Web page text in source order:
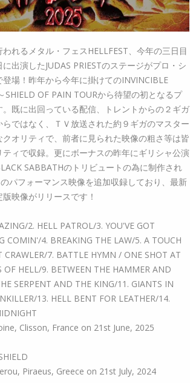
れるメタル・フェスHELLFEST、今年の三日目
出演したJUDAS PRIESTのステージがプロ・シ
登場！昨年から今年に掛けてのINVINCIBLE
OF PAIN TOURから待望の初となるプ
。既に出回っている配信、トレントからの２ギガ
ではなく、ＴＶ放送された約９ギガのマスター
クオリティで、前者に見られた映像の粗さ等は皆
ィで収録。更にボーナスの昨年にギリシャ公演
SABBATHのトリビュートの為に制作され
パフォーマンス映像を追加収録しており、最新
映像がリリースです！
2. HELL PATROL/3. YOU'VE GOT
COMIN'/4. BREAKING THE LAW/5. A TOUCH
CRAWLER/7. BATTLE HYMN / ONE SHOT AT
OF HELL/9. BETWEEN THE HAMMER AND
SERPENT AND THE KING/11. GIANTS IN
13. HELL BENT FOR LEATHER/14.
Clisson, France on 21st June, 2025
Piraeus, Greece on 21st July, 2024